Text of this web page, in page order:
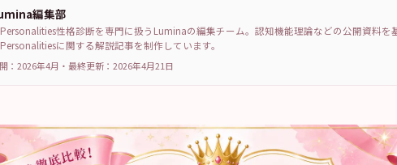
編集部
性格診断を専門に扱うLuminaの編集チーム。認知機能理論などの公開資料を
に関する解説記事を制作しています。
：2026年4月 ・ 最終更新： 2026年4月21日